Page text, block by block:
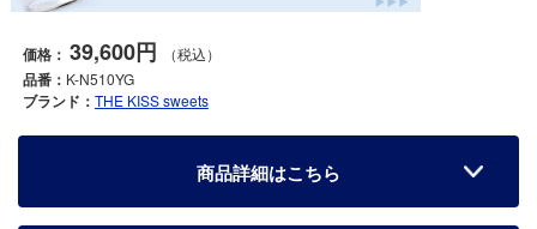
価格： 39,600円 （税込）
品番： K-N510YG
ブランド： THE KISS sweets
商品詳細はこちら